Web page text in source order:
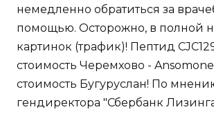
немедленно обратиться за
помощью. Осторожно, в полной
картинок (трафик)! Пептид
стоимость Черемхово -
стоимость Бугуруслан! По
гендиректора "Сбербанк